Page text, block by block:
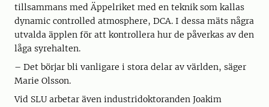
tillsammans med Äppelriket med en teknik som kallas
dynamic controlled atmosphere, DCA. I dessa mäts några
utvalda äpplen för att kontrollera hur de påverkas av den
låga syrehalten.
– Det börjar bli vanligare i stora delar av världen, säger
Marie Olsson.
Vid SLU arbetar även industridoktoranden Joakim